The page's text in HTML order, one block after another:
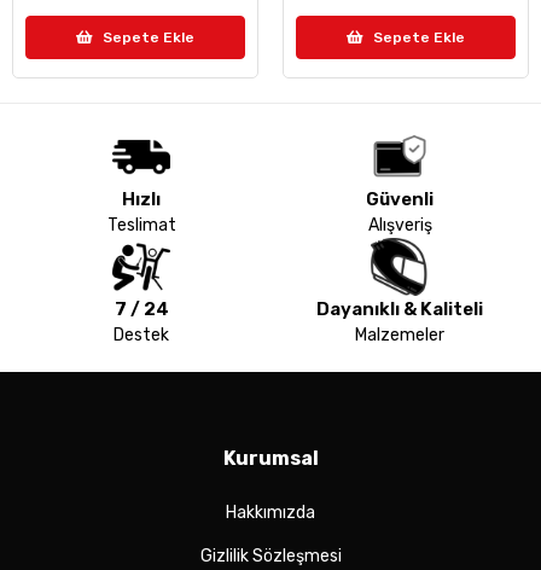
Sepete Ekle Sepete Ekle
Hızlı
Teslimat
Güvenli
Alışveriş
7 / 24
Destek
Dayanıklı & Kaliteli
Malzemeler
Kurumsal
Hakkımızda
Gizlilik Sözleşmesi